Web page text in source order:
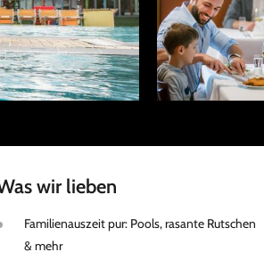
wir lieben
Familienauszeit pur: Pools, rasante Rutschen
& mehr